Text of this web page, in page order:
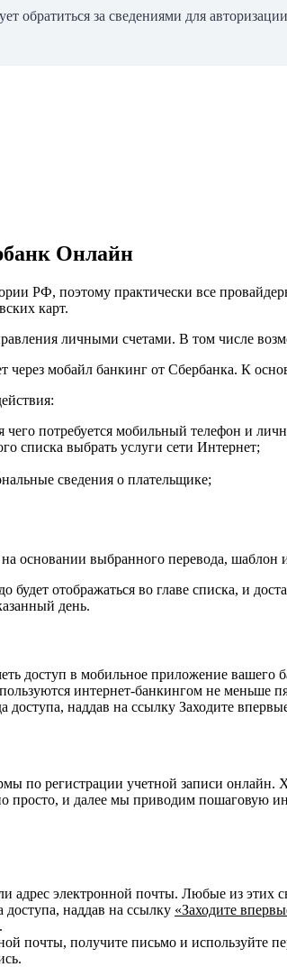
обратиться за сведениями для
Онлайн
РФ, поэтому практически все
карт.
личными счетами. В том числе
через мобайл банкинг от Сбербанка. К
чего потребуется мобильный телефон и
списка выбрать услуги сети Интернет;
сведения о плательщике;
основании выбранного перевода, шаблон
отображаться во главе списка, и
день.
доступ в мобильное приложение
интернет-банкингом не меньше
доступа, наддав на ссылку Заходите
по регистрации учетной записи
просто, и далее мы приводим пошаговую
электронной почты. Любые из этих
доступа, наддав на ссылку «Заходите
почты, получите письмо и используйте